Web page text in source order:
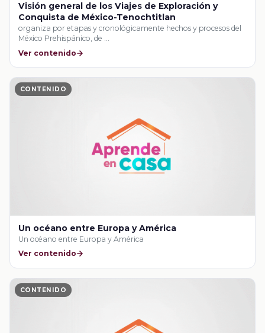
Visión general de los Viajes de Exploración y
Conquista de México-Tenochtitlan
organiza por etapas y cronológicamente hechos y procesos del
México Prehispánico, de …
Ver contenido
CONTENIDO
Un océano entre Europa y América
Un océano entre Europa y América
Ver contenido
CONTENIDO